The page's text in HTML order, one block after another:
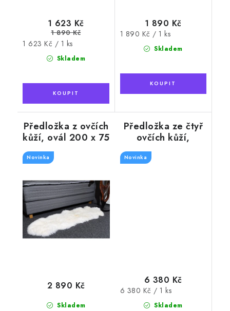
Skladem
1 623 Kč
1 890 Kč
Měrná
1 623 Kč / 1 ks Skladem
1 890 Kč
Měrná
1 890 Kč / 1 ks
Předložka z ovčích
kůží, ovál 200 x 75
Novinka
Skladem
2 890 Kč
Předložka ze čtyř
ovčích kůží,
cappuccino, 190 x
115 cm
Novinka
Skladem
6 380 Kč
Měrná
6 380 Kč / 1 ks